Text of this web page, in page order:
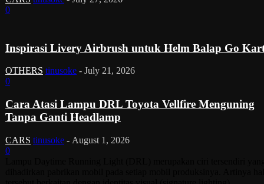
0
Inspirasi Livery Airbrush untuk Helm Balap Go
OTHERS tinusoke - July 21, 2026
0
Cara Atasi Lampu DRL Toyota Vellfire Menguning
Tanpa Ganti Headlamp
CARS tinusoke - August 1, 2026
0